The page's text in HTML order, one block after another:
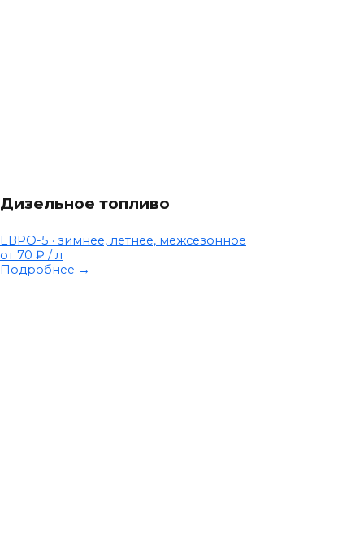
Дизельное топливо
ЕВРО-5 · зимнее, летнее, межсезонное
от 70 ₽ / л
Подробнее →